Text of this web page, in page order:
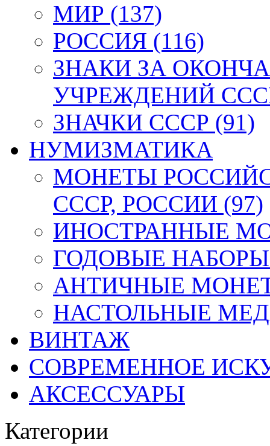
МИР (137)
РОССИЯ (116)
ЗНАКИ ЗА
УЧРЕЖДЕНИЙ
ЗНАЧКИ СССР (91)
НУМИЗМАТИКА
МОНЕТЫ
СССР, РОССИИ (97)
ИНОСТРАННЫЕ
ГОДОВЫЕ НАБОРЫ
АНТИЧНЫЕ
НАСТОЛЬНЫЕ
ВИНТАЖ
СОВРЕМЕННОЕ
АКСЕССУАРЫ
Категории